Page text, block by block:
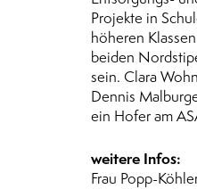
Projekte in
höheren
beiden
sein. Clara
Dennis
ein Hofer am
weitere Infos:
Frau Popp-